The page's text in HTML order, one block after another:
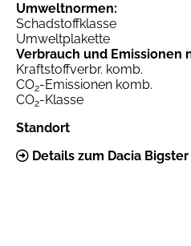
Umweltnormen:
Schadstoffklasse
Umweltplakette
Verbrauch und Emissionen
Kraftstoffverbr. komb.
CO2-Emissionen komb.
CO2-Klasse
Standort
Details zum Dacia